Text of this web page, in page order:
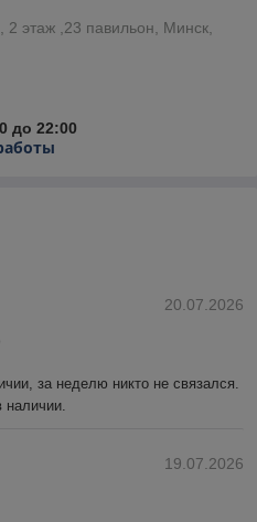
2 этаж ,23 павильон, Минск,
до 22:00
20.07.2026
за неделю никто не связался.
19.07.2026